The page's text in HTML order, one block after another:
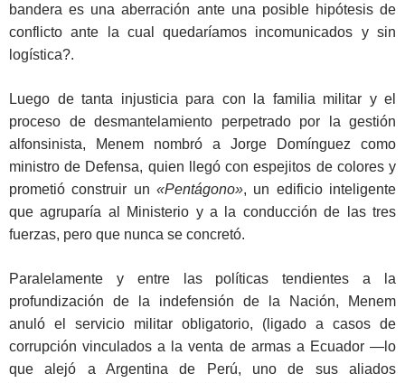
bandera es una aberración ante una posible hipótesis de
conflicto ante la cual quedaríamos incomunicados y sin
logística?.
Luego de tanta injusticia para con la familia militar y el
proceso de desmantelamiento perpetrado por la gestión
alfonsinista, Menem nombró a Jorge Domínguez como
ministro de Defensa, quien llegó con espejitos de colores y
prometió construir un «Pentágono», un edificio inteligente
que agruparía al Ministerio y a la conducción de las tres
fuerzas, pero que nunca se concretó.
Paralelamente y entre las políticas tendientes a la
profundización de la indefensión de la Nación, Menem
anuló el servicio militar obligatorio, (ligado a casos de
corrupción vinculados a la venta de armas a Ecuador ―lo
que alejó a Argentina de Perú, uno de sus aliados